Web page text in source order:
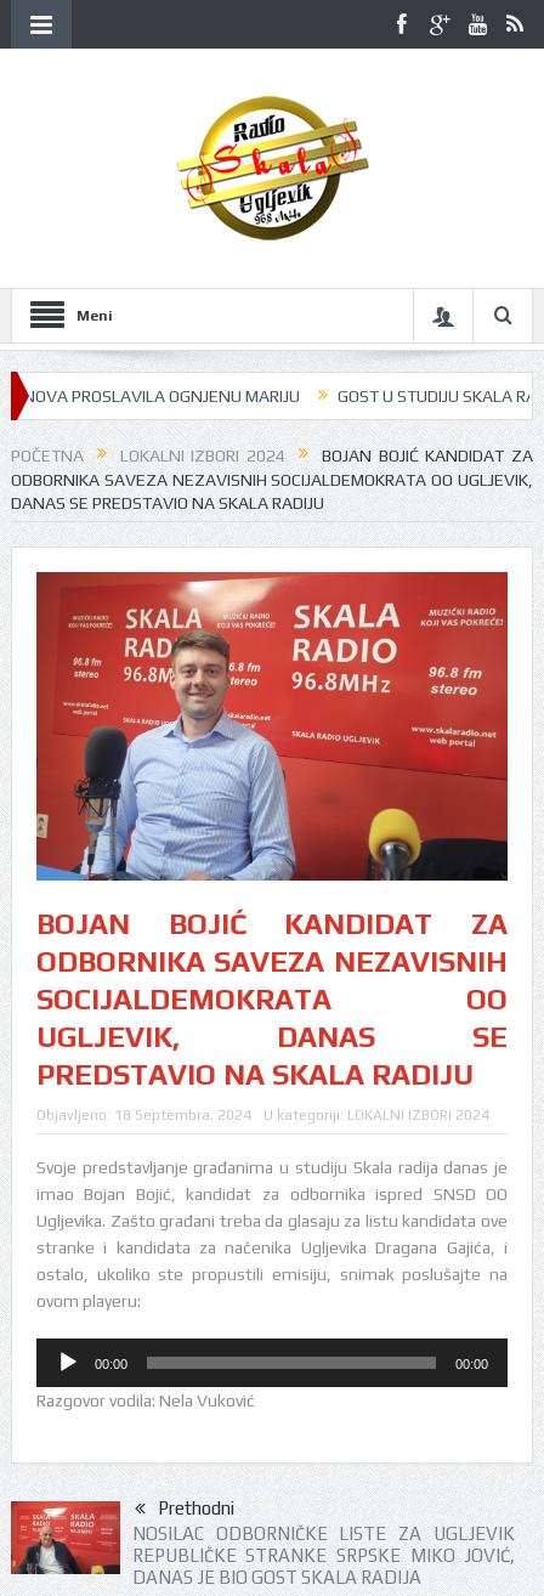
Meni
PROSLAVILA OGNJENU MARIJU GOST U STUDIJU SKALA RADIJA
POČETNA LOKALNI IZBORI 2024
BOJAN BOJIĆ KANDIDAT ZA
ODBORNIKA SAVEZA NEZAVISNIH SOCIJALDEMOKRATA OO UGLJEVIK,
DANAS SE PREDSTAVIO NA SKALA RADIJU
BOJAN BOJIĆ KANDIDAT ZA
ODBORNIKA SAVEZA NEZAVISNIH
SOCIJALDEMOKRATA OO
UGLJEVIK, DANAS SE
PREDSTAVIO NA SKALA RADIJU
Objavljeno: 18 Septembra, 2024 U kategoriji: LOKALNI IZBORI 2024
Svoje predstavljanje građanima u studiju Skala radija danas je
imao Bojan Bojić, kandidat za odbornika ispred SNSD OO
Ugljevika. Zašto građani treba da glasaju za listu kandidata ove
stranke i kandidata za načenika Ugljevika Dragana Gajića, i
ostalo, ukoliko ste propustili emisiju, snimak poslušajte na
ovom playeru:
Audio
Player
00:00 00:00
Razgovor vodila: Nela Vuković
Prethodni
NOSILAC ODBORNIČKE LISTE ZA UGLJEVIK
REPUBLIČKE STRANKE SRPSKE MIKO JOVIĆ,
DANAS JE BIO GOST SKALA RADIJA